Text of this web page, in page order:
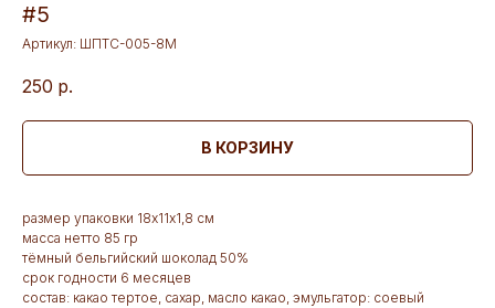
#5
Артикул: ШПТС-005-8М
250 р.
В КОРЗИНУ
размер упаковки 18х11х1,8 см
масса нетто 85 гр
тёмный бельгийский шоколад 50%
срок годности 6 месяцев
состав: какао тертое, сахар, масло какао, эмульгатор: соевый